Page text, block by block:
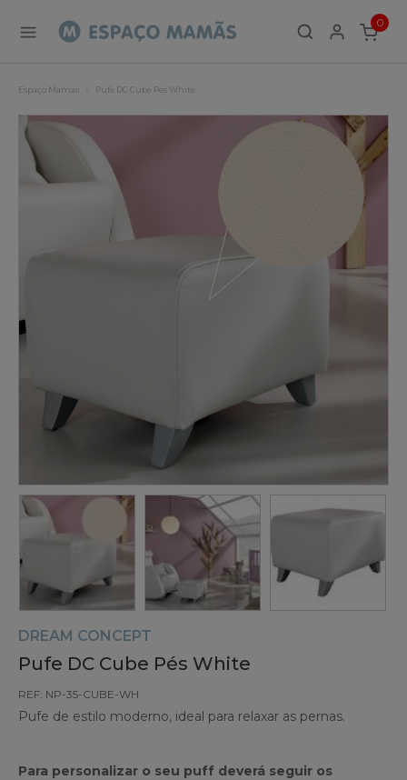
0
ITEMS
Espaço Mamãs Pufe DC Cube Pés White
DREAM CONCEPT
Pufe DC Cube Pés White
REF: NP-35-CUBE-WH
Pufe de estilo moderno, ideal para relaxar as pernas.
Para personalizar o seu puff deverá seguir os